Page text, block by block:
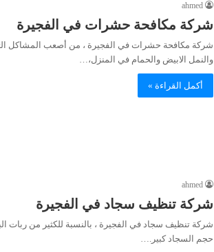
ahmed
شركة مكافحة حشرات في الفجيرة
شركة مكافحة حشرات في الفجيرة ، من أصعب المشاكل
والنمل الابيض والحمام في المنزل،…
أكمل القراءة »
ahmed
شركة تنظيف سجاد في الفجيرة
شركة تنظيف سجاد في الفجيرة ، بالنسبة للكثير من ربات
حجم السجاد كبير.…